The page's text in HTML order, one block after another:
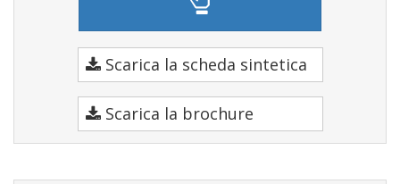
Scarica la scheda sintetica
Scarica la brochure